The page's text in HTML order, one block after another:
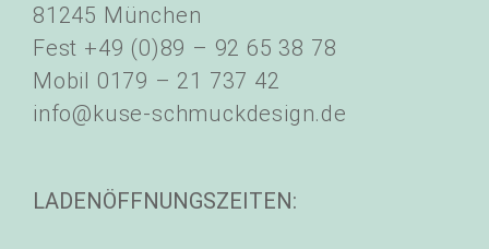
81245 München
Fest +49 (0)89 – 92 65 38 78
Mobil 0179 – 21 737 42
info@kuse-schmuckdesign.de
LADENÖFFNUNGSZEITEN: